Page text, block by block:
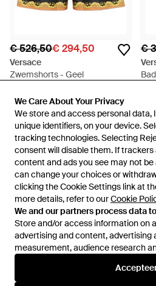
We Care About Your Privacy
We store and access personal data,
unique identifiers, on your device.
tracking technologies. Selecting
consent will disable them. If
content and ads you see may not be
can change your choices or
clicking the Cookie Settings link at
more details, refer to ourCookie
We and our partners process data
Store and/or access information on
advertising and content, advertising
measurement, audience research
We Care About Your Privacy
We store and access personal data,
unique identifiers, on your device.
tracking technologies. Selecting
consent will disable them. If
content and ads you see may not be
can change your choices or
clicking the Cookie Settings link at
more details, refer to ourCookie
We and our partners process data
Store and/or access information on
advertising and content, advertising
measurement, audience research
€ 526,50€ 294,50
Versace
Zwemshorts - Geel
SALE
€
€ 402,50